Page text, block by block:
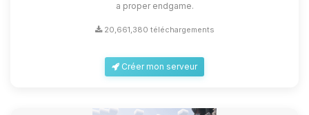
a proper endgame.
20,661,380 téléchargements
Créer mon serveur